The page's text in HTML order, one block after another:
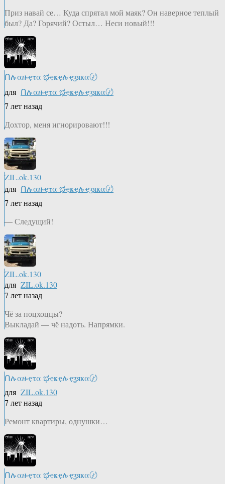
Приз навай се… Куда спрятал мой маяк? Он наверное теплый
был? Да? Горячий? Остыл… Неси новый!!!
Ոሉαዙҿτα ಭҿҝҿሉҿʓяҝα〄
для Ոሉαዙҿτα ಭҿҝҿሉҿʓяҝα〄
7 лет назад
Дохтор, меня игнорировают!!!
ZIL.ok.130
для Ոሉαዙҿτα ಭҿҝҿሉҿʓяҝα〄
7 лет назад
— Следущий!
ZIL.ok.130
для ZIL.ok.130
7 лет назад
Чё за поцхоццы?
Выкладай — чё надоть. Напрямки.
Ոሉαዙҿτα ಭҿҝҿሉҿʓяҝα〄
для ZIL.ok.130
7 лет назад
Ремонт квартиры, однушки…
Ոሉαዙҿτα ಭҿҝҿሉҿʓяҝα〄